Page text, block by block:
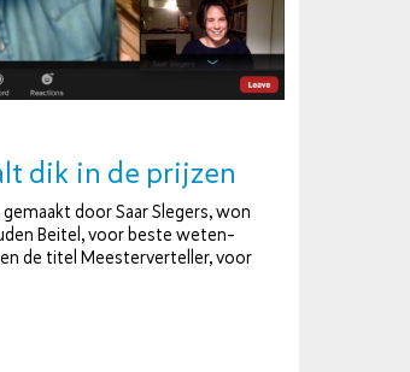
dik in de prijzen
door Saar Slegers, won
Beitel, voor beste we­ten­
de titel Mees­ter­ver­tel­ler, voor